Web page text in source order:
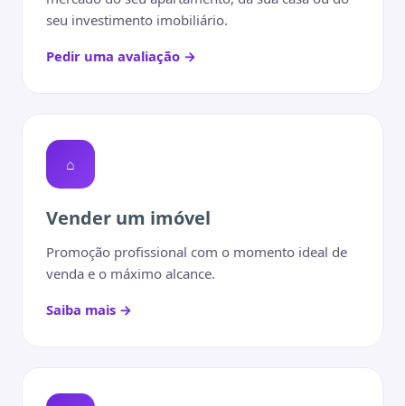
seu investimento imobiliário.
Pedir uma avaliação →
⌂
Vender um imóvel
Promoção profissional com o momento ideal de
venda e o máximo alcance.
Saiba mais →